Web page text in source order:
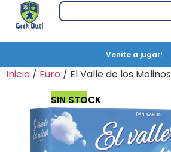
Venite a jugar!
Inicio / Euro / El Valle de los Molinos
SIN STOCK